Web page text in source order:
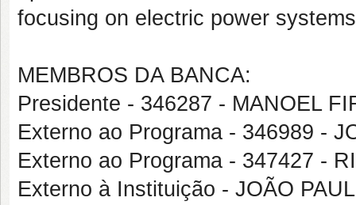
focusing on electric power
MEMBROS DA BANCA:
Presidente - 346287 - MANOEL
Externo ao Programa - 346989 -
Externo ao Programa - 347427 -
Externo à Instituição - JOÃO